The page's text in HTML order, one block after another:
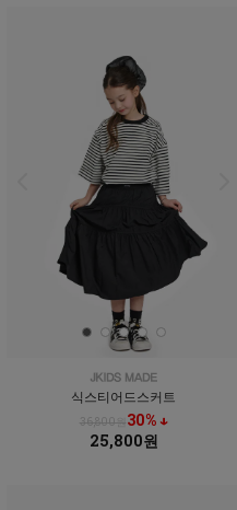
식스티어드스커트
36,800원30% ↓
25,800원